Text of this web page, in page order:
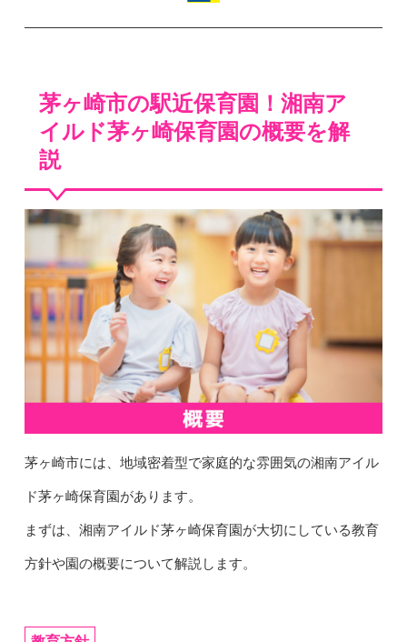
茅ヶ崎市の駅近保育園！湘南ア
イルド茅ヶ崎保育園の概要を解
説
茅ヶ崎市には、地域密着型で家庭的な雰囲気の湘南アイル
ド茅ヶ崎保育園があります。
まずは、湘南アイルド茅ヶ崎保育園が大切にしている教育
方針や園の概要について解説します。